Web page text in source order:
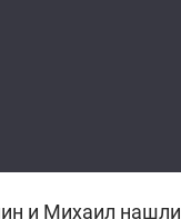
и Михаил нашли